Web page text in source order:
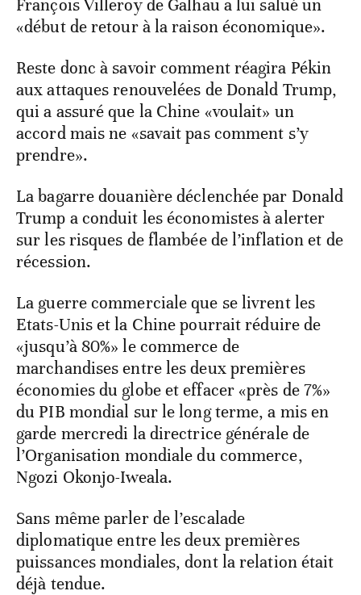
François Villeroy de Galhau a lui salué un
«début de retour à la raison économique».
Reste donc à savoir comment réagira Pékin
aux attaques renouvelées de Donald Trump,
qui a assuré que la Chine «voulait» un
accord mais ne «savait pas comment s’y
prendre».
La bagarre douanière déclenchée par Donald
Trump a conduit les économistes à alerter
sur les risques de flambée de l’inflation et de
récession.
La guerre commerciale que se livrent les
Etats-Unis et la Chine pourrait réduire de
«jusqu’à 80%» le commerce de
marchandises entre les deux premières
économies du globe et effacer «près de 7%»
du PIB mondial sur le long terme, a mis en
garde mercredi la directrice générale de
l’Organisation mondiale du commerce,
Ngozi Okonjo-Iweala.
Sans même parler de l’escalade
diplomatique entre les deux premières
puissances mondiales, dont la relation était
déjà tendue.